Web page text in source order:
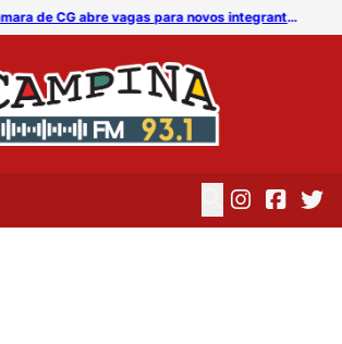
Coro de Câmara de CG abre vagas para novos integrantes